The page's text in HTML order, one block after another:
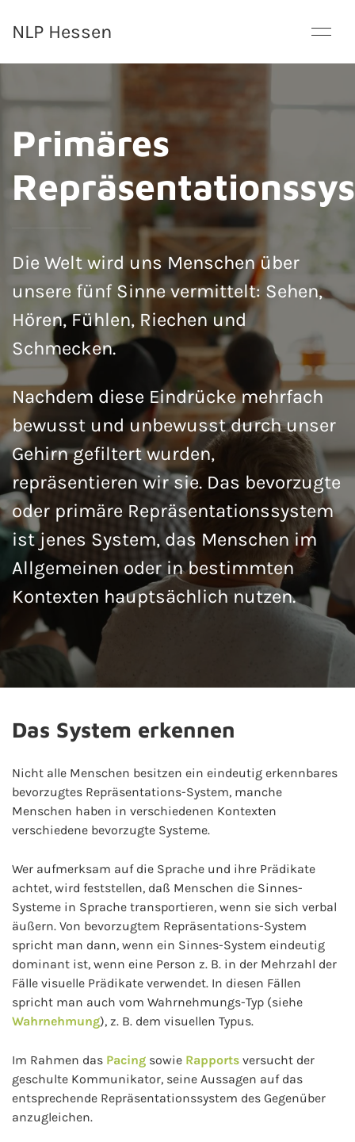
NLP Hessen
Primäres
Die Welt wird uns Menschen über
unsere fünf Sinne vermittelt: Sehen,
Hören, Fühlen, Riechen und
Schmecken.
Nachdem diese Eindrücke mehrfach
bewusst und unbewusst durch unser
Gehirn gefiltert wurden,
repräsentieren wir sie. Das bevorzugte
oder primäre Repräsentationssystem
ist jenes System, das Menschen im
Allgemeinen oder in bestimmten
Kontexten hauptsächlich nutzen.
Das System erkennen
Nicht alle Menschen besitzen ein eindeutig erkennbares
bevorzugtes Repräsentations-System, manche
Menschen haben in verschiedenen Kontexten
verschiedene bevorzugte Systeme.
Wer aufmerksam auf die Sprache und ihre Prädikate
achtet, wird feststellen, daß Menschen die Sinnes-
Systeme in Sprache transportieren, wenn sie sich verbal
äußern. Von bevorzugtem Repräsentations-System
spricht man dann, wenn ein Sinnes-System eindeutig
dominant ist, wenn eine Person z. B. in der Mehrzahl der
Fälle visuelle Prädikate verwendet. In diesen Fällen
spricht man auch vom Wahrnehmungs-Typ (siehe
Wahrnehmung), z. B. dem visuellen Typus.
Im Rahmen das Pacing sowie Rapports versucht der
geschulte Kommunikator, seine Aussagen auf das
entsprechende Repräsentationssystem des Gegenüber
anzugleichen.